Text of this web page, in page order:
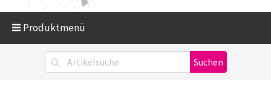
Produktmenü